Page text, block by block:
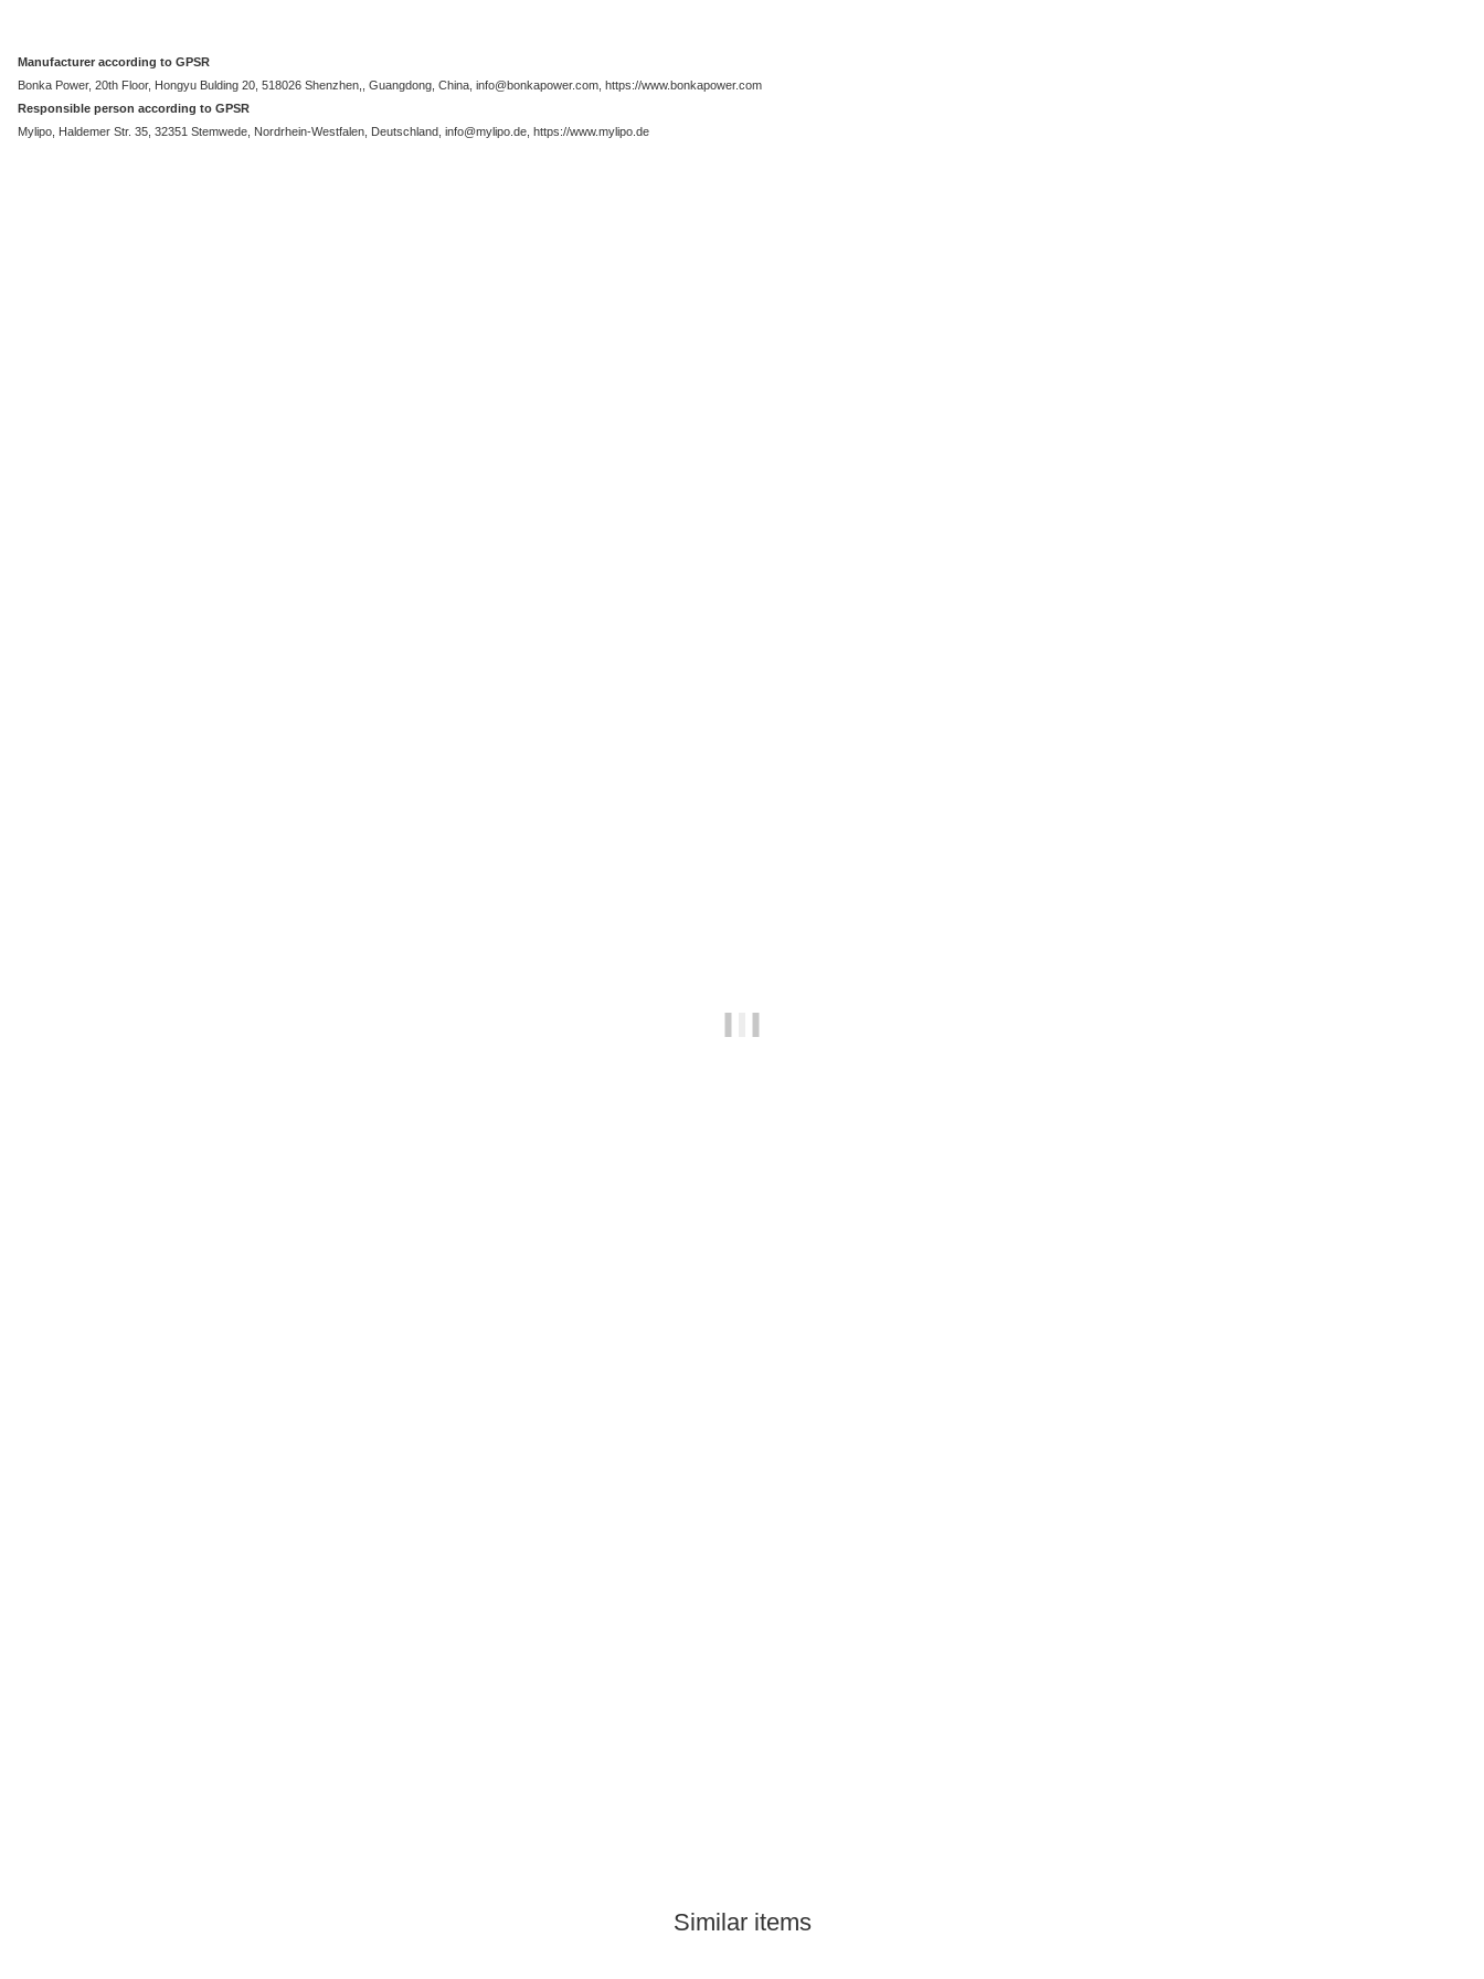
Manufacturer according to GPSR
Bonka Power, 20th Floor, Hongyu Bulding 20, 518026 Shenzhen,, Guangdong, China, info@bonkapower.com, https://www.bonkapower.com
Responsible person according to GPSR
Mylipo, Haldemer Str. 35, 32351 Stemwede, Nordrhein-Westfalen, Deutschland, info@mylipo.de, https://www.mylipo.de
Similar items